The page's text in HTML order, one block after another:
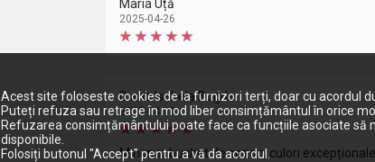
Maria Uță
2025-04-26
Diana Isabela Bogdan
2025-04-13
Minunat buchet de sezon, culori
Acest site foloseste cookies de la furnizori terți, doar cu acordul
Puteți refuza sau retrage în mod liber consimțământul în orice
Refuzarea consimțământului poate face ca funcțiile asociate să
disponibile.
Folosiți butonul "Accept" pentru a vă da acordul.